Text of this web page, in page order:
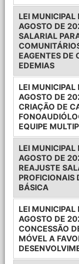
LEI
AGOSTO DE
SALARIAL
EAGENTES DE
EDEMIAS
LEI
AGOSTO DE
CRIAÇÃO DE
EQUIPE
LEI
AGOSTO DE
REAJUSTE
PROFICIONAIS
BÁSICA
LEI
AGOSTO DE
CONCESSÃO
MÓVEL A